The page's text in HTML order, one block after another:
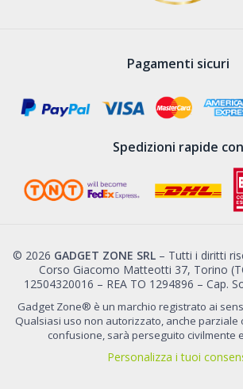
Pagamenti sicuri
Spedizioni rapide con
© 2026 GADGET ZONE SRL– Tutti i diritti
Corso Giacomo Matteotti 37, Torino
12504320016 – REA TO 1294896 – Cap.
Gadget Zone® è un marchio registrato ai
Qualsiasi uso non autorizzato, anche parziale
confusione, sarà perseguito civilmente
Personalizza i tuoi